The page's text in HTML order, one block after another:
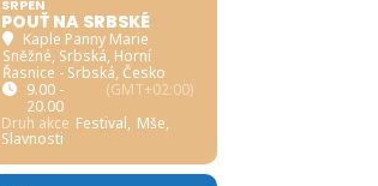
SRPEN
POUŤ NA SRBSKÉ
Kaple Panny Marie
Sněžné, Srbská, Horní
Řasnice - Srbská, Česko
9.00 -
20.00
(GMT+02:00)
Druh akce Festival, Mše,
Slavnosti